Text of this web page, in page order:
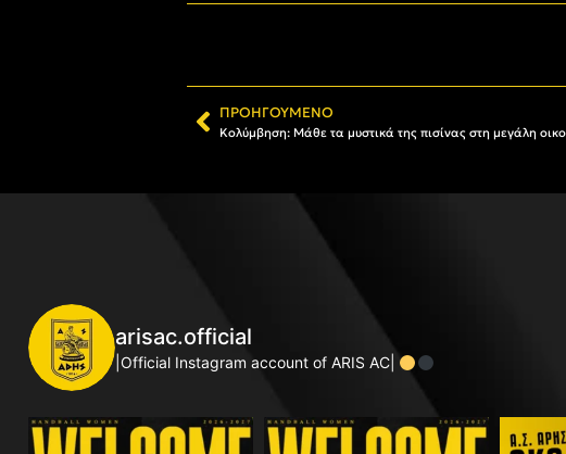
ΠΡΟΗΓΟΎΜΕΝΟ
arisac.official
|Official Instagram account of ARIS AC|